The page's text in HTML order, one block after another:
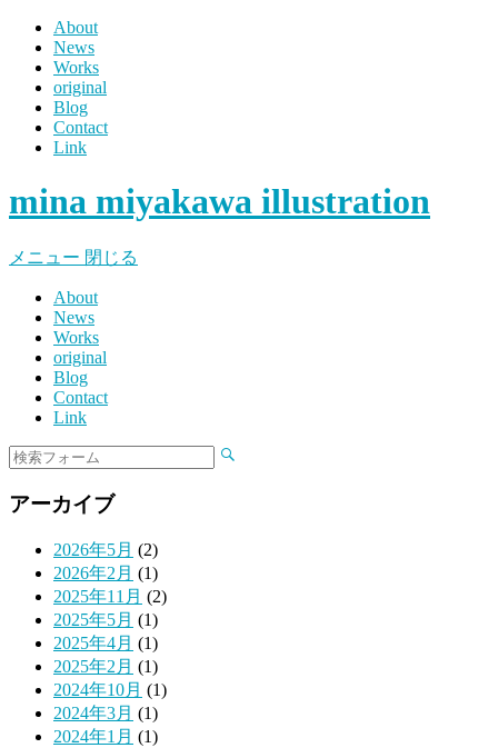
About
News
Works
original
Blog
Contact
Link
mina miyakawa illustration
メニュー 閉じる
About
News
Works
original
Blog
Contact
Link
アーカイブ
2026年5月 (2)
2026年2月 (1)
2025年11月 (2)
2025年5月 (1)
2025年4月 (1)
2025年2月 (1)
2024年10月 (1)
2024年3月 (1)
2024年1月 (1)